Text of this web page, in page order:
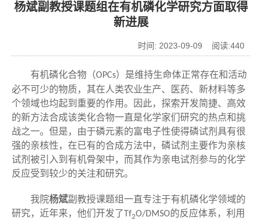
杨斌副教授课题组在有机磷化学研究方面取得
新进展
时间: 2023-09-09 阅读:440
有机磷化合物（OPCs）是维持生命体正常存在和活动
必不可少的物质，其在人类农业生产、医药、新材料等多
个领域也均起到重要的作用。因此，探索开发简捷、高效
的新方法合成该类化合物一直是化学家们研究的热点和挑
战之一。但是，由于磷元素的富电子性使得磷试剂具有很
强的亲核性，在已有的合成方法中，磷试剂主要作为亲核
试剂被引入到有机骨架中，而其作为亲电试剂参与的化学
反应受到较少的关注和研究。
我院杨斌副教授课题组一直专注于有机磷化学领域的
研究，近年来，他们开发了
Tf2O/DMSO的反应体系，利用